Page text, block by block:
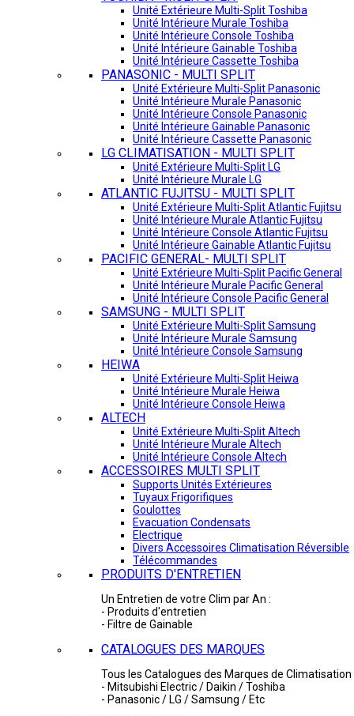
Unité Extérieure Multi-Split Toshiba
Unité Intérieure Murale Toshiba
Unité Intérieure Console Toshiba
Unité Intérieure Gainable Toshiba
Unité Intérieure Cassette Toshiba
PANASONIC - MULTI SPLIT
Unité Extérieure Multi-Split Panasonic
Unité Intérieure Murale Panasonic
Unité Intérieure Console Panasonic
Unité Intérieure Gainable Panasonic
Unité Intérieure Cassette Panasonic
LG CLIMATISATION - MULTI SPLIT
Unité Extérieure Multi-Split LG
Unité Intérieure Murale LG
ATLANTIC FUJITSU - MULTI SPLIT
Unité Extérieure Multi-Split Atlantic Fujitsu
Unité Intérieure Murale Atlantic Fujitsu
Unité Intérieure Console Atlantic Fujitsu
Unité Intérieure Gainable Atlantic Fujitsu
PACIFIC GENERAL- MULTI SPLIT
Unité Extérieure Multi-Split Pacific General
Unité Intérieure Murale Pacific General
Unité Intérieure Console Pacific General
SAMSUNG - MULTI SPLIT
Unité Extérieure Multi-Split Samsung
Unité Intérieure Murale Samsung
Unité Intérieure Console Samsung
HEIWA
Unité Extérieure Multi-Split Heiwa
Unité Intérieure Murale Heiwa
Unité Intérieure Console Heiwa
ALTECH
Unité Extérieure Multi-Split Altech
Unité Intérieure Murale Altech
Unité Intérieure Console Altech
ACCESSOIRES MULTI SPLIT
Supports Unités Extérieures
Tuyaux Frigorifiques
Goulottes
Evacuation Condensats
Electrique
Divers Accessoires Climatisation Réversible
Télécommandes
PRODUITS D'ENTRETIEN
Un Entretien de votre Clim par An :
- Produits d'entretien
- Filtre de Gainable
CATALOGUES DES MARQUES
Tous les Catalogues des Marques de Climatisation
- Mitsubishi Electric / Daikin / Toshiba
- Panasonic / LG / Samsung / Etc